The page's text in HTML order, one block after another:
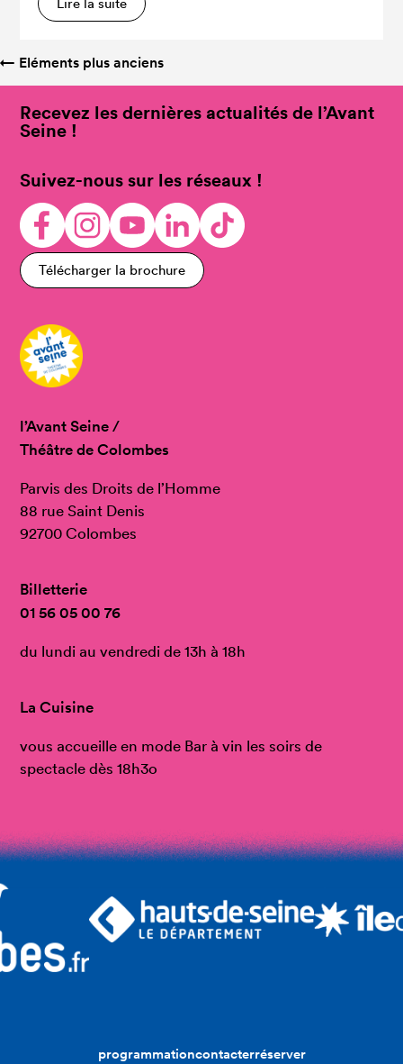
← Eléments plus anciens
Recevez les dernières actualités de l’Avant
Seine !
Suivez-nous sur les réseaux !
Télécharger la brochure
l’Avant Seine /
Théâtre de Colombes
Parvis des Droits de l’Homme
88 rue Saint Denis
92700 Colombes
Billetterie
01 56 05 00 76
du lundi au vendredi de 13h à 18h
La Cuisine
vous accueille en mode Bar à vin les soirs de
spectacle dès 18h3o
programmationcontacterréserver